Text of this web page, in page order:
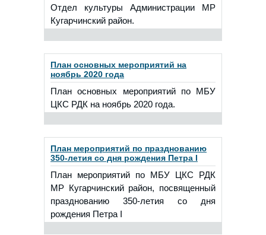
Отдел культуры Администрации МР
Кугарчинский район.
План основных мероприятий на
ноябрь 2020 года
План основных мероприятий по МБУ
ЦКС РДК на ноябрь 2020 года.
План мероприятий по празднованию
350-летия со дня рождения Петра I
План мероприятий по МБУ ЦКС РДК
МР Кугарчинский район, посвященный
празднованию 350-летия со дня
рождения Петра I